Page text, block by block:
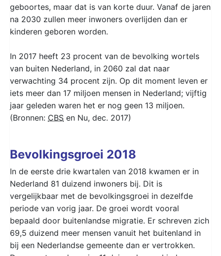
geboortes, maar dat is van korte duur. Vanaf de jaren
na 2030 zullen meer inwoners overlijden dan er
kinderen geboren worden.
In 2017 heeft 23 procent van de bevolking wortels
van buiten Nederland, in 2060 zal dat naar
verwachting 34 procent zijn. Op dit moment leven er
iets meer dan 17 miljoen mensen in Nederland; vijftig
jaar geleden waren het er nog geen 13 miljoen.
(Bronnen: CBS en Nu, dec. 2017)
Bevolkingsgroei 2018
In de eerste drie kwartalen van 2018 kwamen er in
Nederland 81 duizend inwoners bij. Dit is
vergelijkbaar met de bevolkingsgroei in dezelfde
periode van vorig jaar. De groei wordt vooral
bepaald door buitenlandse migratie. Er schreven zich
69,5 duizend meer mensen vanuit het buitenland in
bij een Nederlandse gemeente dan er vertrokken.